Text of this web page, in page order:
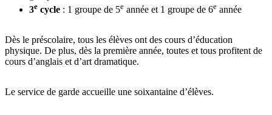
3e cycle : 1 groupe de 5e année et 1 groupe de 6e année
Dès le préscolaire, tous les élèves ont des cours d’éducation
physique. De plus, dès la première année, toutes et tous profitent de
cours d’anglais et d’art dramatique.
Le service de garde accueille une soixantaine d’élèves.